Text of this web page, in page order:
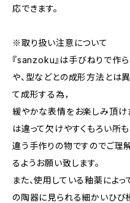
応できます。
※取り扱い注意について
『sanzoku』は手びねりで作
や、型などとの成形方法とは
て成形する為，
緩やかな表情をお楽しみ頂
は違って欠けやすくもろい所
違う手作りの物ですのでご理
るようお願い致します。
また、使用している釉薬によ
の陶器に見られる細かいひび